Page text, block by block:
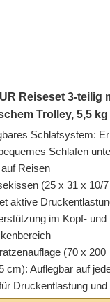
Rei­se­set 3‑teilig
Trol­ley, 5,5 kg
Schlaf­sys­tem:
Schla­fen
Reisen
(25 x 31 x 10/​
akti­ve
im Kopf- und
(70 x 200
cm): Auf­leg­bar auf
Druck­ent­las­tung